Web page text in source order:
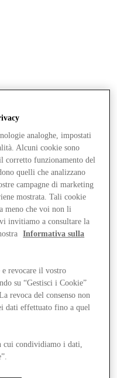
analoghe, impostati
Alcuni cookie sono
corretto funzionamento del
quelli che analizzano
campagne di marketing
mostrata. Tali cookie
meno che voi non li
invitiamo a consultare la
Informativa sulla
e revocare il vostro
su “Gestisci i Cookie”
revoca del consenso non
dati effettuato fino a quel
cui condividiamo i dati,